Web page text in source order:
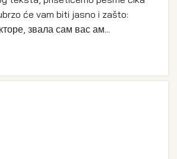
će vam biti jasno i zašto:
звала сам вас ам...